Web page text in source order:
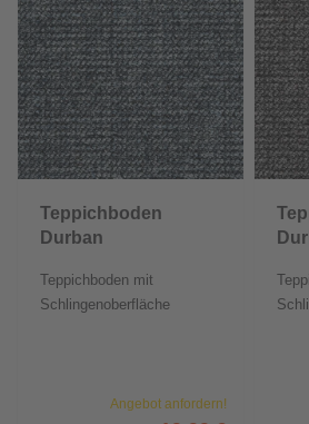
Teppichboden
Durban
Teppichboden mit
Schlingenoberfläche
Angebot anfordern!